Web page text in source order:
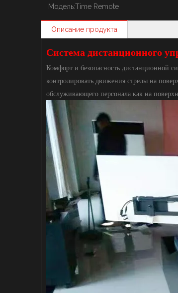
Модель:Time Remote
Описание продукта
Система дистанционного
Комфорт и безопасность дистанционной
контролировать движения стрелы на
обслуживающего персонала как на